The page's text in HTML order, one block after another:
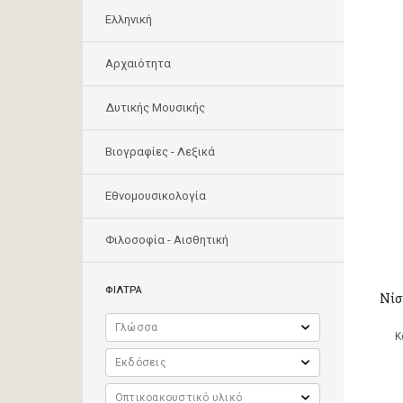
Ελληνική
Αρχαιότητα
Δυτικής Μουσικής
Βιογραφίες - Λεξικά
Εθνομουσικολογία
Φιλοσοφία - Αισθητική
ΦΙΛΤΡΑ